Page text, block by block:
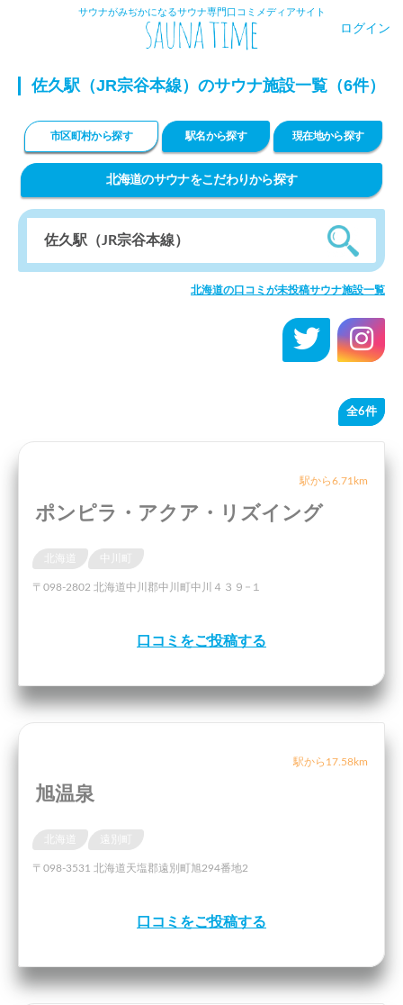
サウナがみぢかになるサウナ専門口コミメディアサイト
ログイン
佐久駅（JR宗谷本線）のサウナ施設一覧（6件）
市区町村から探す 駅名から探す 現在地から探す
北海道のサウナをこだわりから探す
北海道の口コミが未投稿サウナ施設一覧
全6件
駅から6.71km
ポンピラ・アクア・リズイング
〒098-2802 北海道中川郡中川町中川４３９−１
口コミをご投稿する
駅から17.58km
旭温泉
〒098-3531 北海道天塩郡遠別町旭294番地2
口コミをご投稿する